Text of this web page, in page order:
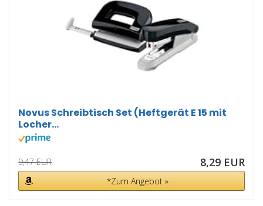
Novus Schreibtisch Set (Heftgerät E 15 mit
Locher...
9,47 EUR 8,29 EUR
*Zum Angebot »